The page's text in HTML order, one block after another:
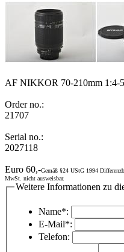
AF NIKKOR 70-210mm 1:4-
Order no.:
21707
Serial no.:
2027118
Euro 60,-Gemäß §24 UStG 1994
MwSt. nicht ausweisbar.
Weitere Informationen zu
Name*:
E-Mail*:
Telefon: